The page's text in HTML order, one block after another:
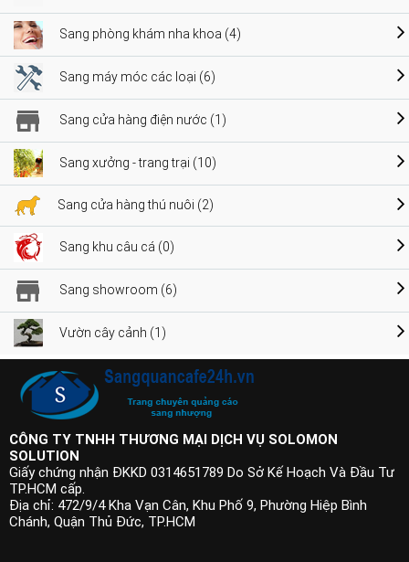
Sang phòng khám nha khoa (4)
Sang máy móc các loại (6)
Sang cửa hàng điện nước (1)
Sang xưởng - trang trại (10)
Sang cửa hàng thú nuôi (2)
Sang khu câu cá (0)
Sang showroom (6)
Vườn cây cảnh (1)
CÔNG TY TNHH THƯƠNG MẠI DỊCH VỤ SOLOMON
SOLUTION
Giấy chứng nhận ĐKKD 0314651789 Do Sở Kế Hoạch Và Đầu Tư
TP.HCM cấp.
Địa chỉ: 472/9/4 Kha Vạn Cân, Khu Phố 9, Phường Hiệp Bình
Chánh, Quận Thủ Đức, TP.HCM